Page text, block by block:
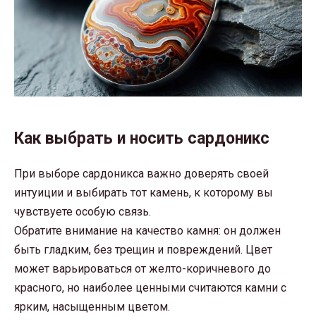
Как выбрать и носить сардоникс
При выборе сардоникса важно доверять своей
интуиции и выбирать тот камень, к которому вы
чувствуете особую связь.
Обратите внимание на качество камня: он должен
быть гладким, без трещин и повреждений. Цвет
может варьироваться от желто-коричневого до
красного, но наиболее ценными считаются камни с
ярким, насыщенным цветом.